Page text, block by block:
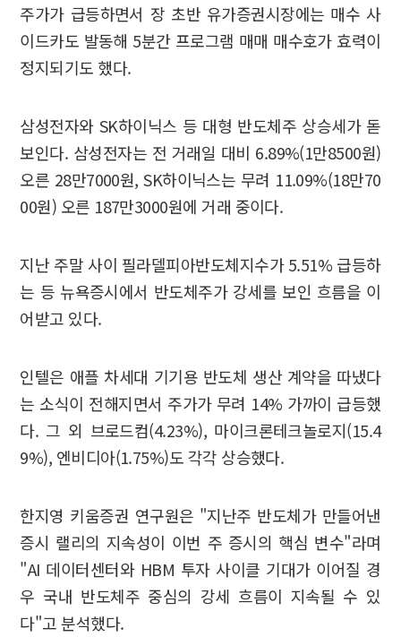
주가가 급등하면서 장 초반 유가증권시장에는 매수 사
이드카도 발동해 5분간 프로그램 매매 매수호가 효력이
정지되기도 했다.
삼성전자와 SK하이닉스 등 대형 반도체주 상승세가 돋
보인다. 삼성전자는 전 거래일 대비 6.89%(1만8500원)
오른 28만7000원, SK하이닉스는 무려 11.09%(18만70
00원) 오른 187만3000원에 거래 중이다.
지난 주말 사이 필라델피아반도체지수가 5.51% 급등하
는 등 뉴욕증시에서 반도체주가 강세를 보인 흐름을 이
어받고 있다.
인텔은 애플 차세대 기기용 반도체 생산 계약을 따냈다
는 소식이 전해지면서 주가가 무려 14% 가까이 급등했
다. 그 외 브로드컴(4.23%), 마이크론테크놀로지(15.4
9%), 엔비디아(1.75%)도 각각 상승했다.
한지영 키움증권 연구원은 "지난주 반도체가 만들어낸
증시 랠리의 지속성이 이번 주 증시의 핵심 변수"라며
"AI 데이터센터와 HBM 투자 사이클 기대가 이어질 경
우 국내 반도체주 중심의 강세 흐름이 지속될 수 있
다"고 분석했다.